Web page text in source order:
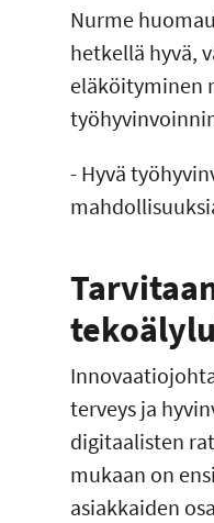
Nurme
hetkellä hyvä,
eläköityminen
- Hyvä
terveys ja
digitaalisten
mukaan on
asiakkaiden